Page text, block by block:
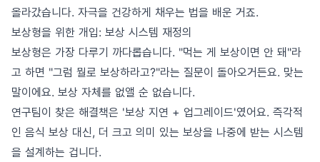
올라갔습니다. 자극을 건강하게 채우는 법을 배운 거죠.
보상형을 위한 개입: 보상 시스템 재정의
보상형은 가장 다루기 까다롭습니다. "먹는 게 보상이면 안 돼"라
고 하면 "그럼 뭘로 보상하라고?"라는 질문이 돌아오거든요. 맞는
말이에요. 보상 자체를 없앨 순 없습니다.
연구팀이 찾은 해결책은 '보상 지연 + 업그레이드'였어요. 즉각적
인 음식 보상 대신, 더 크고 의미 있는 보상을 나중에 받는 시스템
을 설계하는 겁니다.